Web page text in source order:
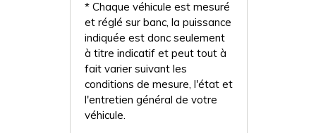
* Chaque véhicule est mesuré
et réglé sur banc, la puissance
indiquée est donc seulement
à titre indicatif et peut tout à
fait varier suivant les
conditions de mesure, l'état et
l'entretien général de votre
véhicule.